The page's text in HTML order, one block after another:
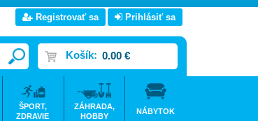
Registrovať sa Prihlásiť sa
Košík: 0.00 €
ŠPORT,
ZDRAVIE
ZÁHRADA,
HOBBY
NÁBYTOK